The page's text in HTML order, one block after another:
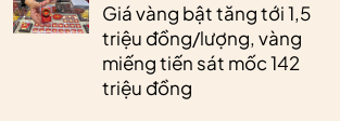
Giá vàng bật tăng tới 1,5
triệu đồng/lượng, vàng
miếng tiến sát mốc 142
triệu đồng